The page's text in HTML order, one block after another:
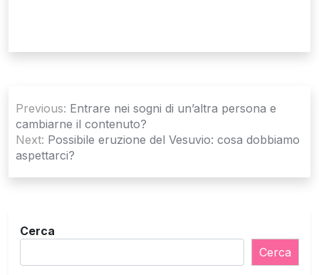
articoli
Previous: Entrare nei sogni di un’altra persona e
cambiarne il contenuto?
Next: Possibile eruzione del Vesuvio: cosa dobbiamo
aspettarci?
Cerca
Cerca